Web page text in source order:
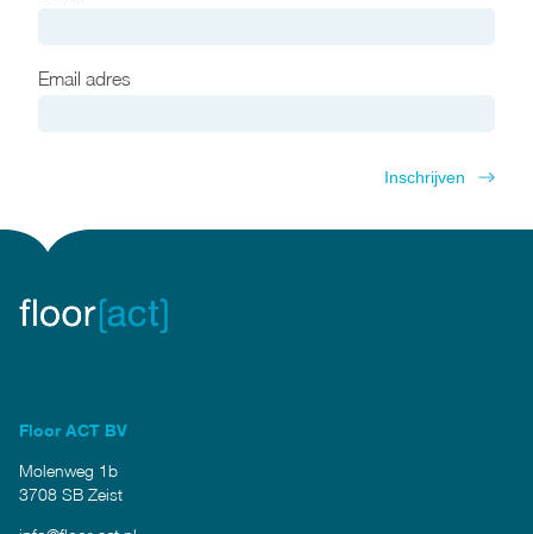
Email adres
Floor ACT BV
Molenweg 1b
3708 SB Zeist